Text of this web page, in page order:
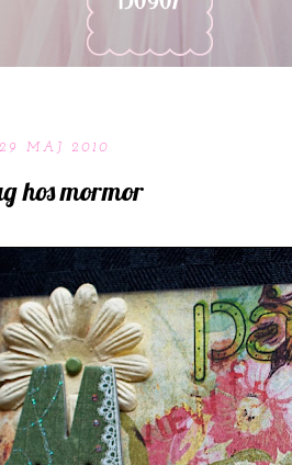
MAJ 2010
hos mormor